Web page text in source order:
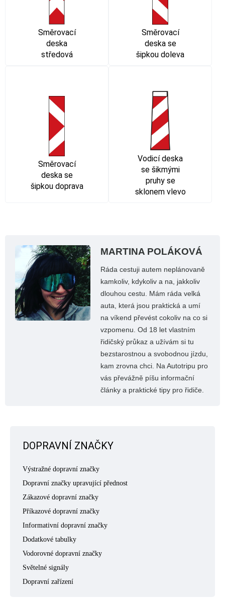
Směrovací
deska
středová
Směrovací
deska se
šipkou doleva
Směrovací
deska se
šipkou doprava
Vodicí deska
se šikmými
pruhy se
sklonem vlevo
MARTINA POLÁKOVÁ
Ráda cestuji autem neplánovaně
kamkoliv, kdykoliv a na, jakkoliv
dlouhou cestu. Mám ráda velká
auta, která jsou praktická a umí
na víkend převést cokoliv na co si
vzpomenu. Od 18 let vlastním
řidičský průkaz a užívám si tu
bezstarostnou a svobodnou jízdu,
kam zrovna chci. Na Autotripu pro
vás převážně píšu informační
články a praktické tipy pro řidiče.
DOPRAVNÍ ZNAČKY
Výstražné dopravní značky
Dopravní značky upravující přednost
Zákazové dopravní značky
Příkazové dopravní značky
Informativní dopravní značky
Dodatkové tabulky
Vodorovné dopravní značky
Světelné signály
Dopravní zařízení